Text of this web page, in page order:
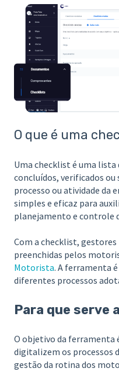
O que é uma
Uma checklist é uma lista
concluídos, verificados
processo ou atividade da
simples e eficaz para
planejamento e controle
Com a checklist,
preenchidas pelos
Motorista. A ferramenta
diferentes processos
Para que serve
O objetivo da ferramenta
digitalizem os processos
gestão da rotina dos